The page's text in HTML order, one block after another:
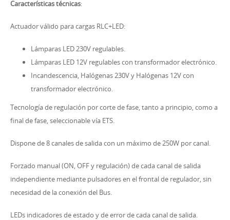
Características técnicas:
Actuador válido para cargas RLC+LED:
Lámparas LED 230V regulables.
Lámparas LED 12V regulables con transformador electrónico.
Incandescencia, Halógenas 230V y Halógenas 12V con
transformador electrónico.
Tecnología de regulación por corte de fase, tanto a principio, como a
final de fase, seleccionable vía ETS.
Dispone de 8 canales de salida con un máximo de 250W por canal.
Forzado manual (ON, OFF y regulación) de cada canal de salida
independiente mediante pulsadores en el frontal de regulador, sin
necesidad de la conexión del Bus.
LEDs indicadores de estado y de error de cada canal de salida.